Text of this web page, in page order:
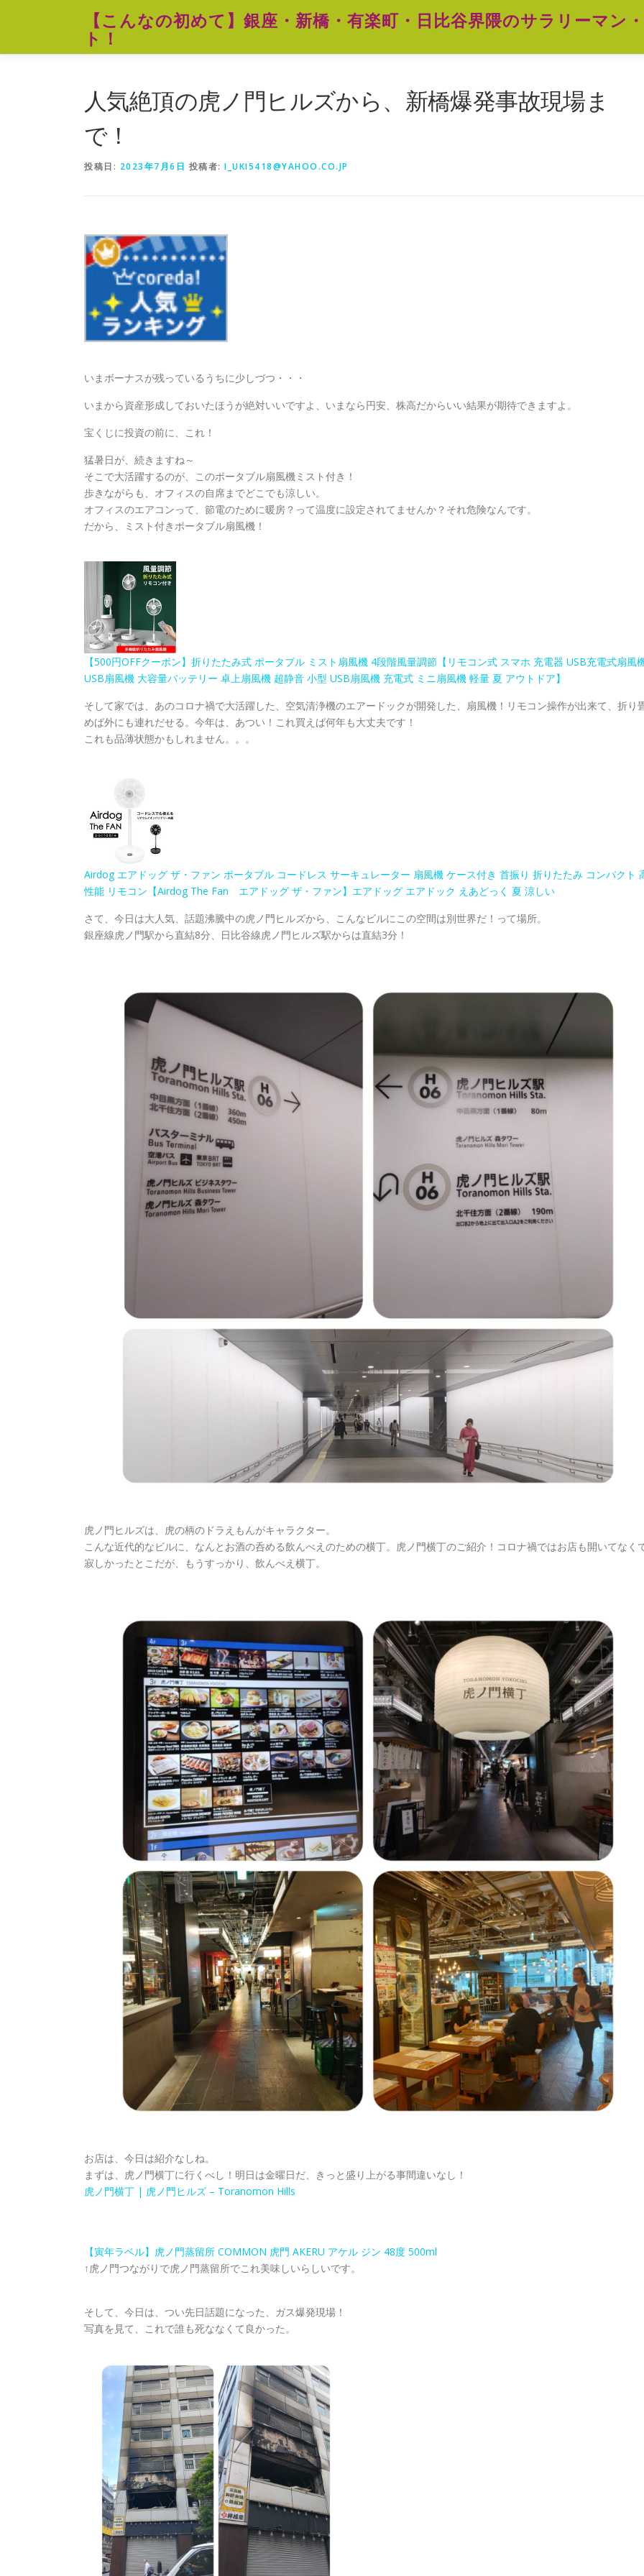
ン
【こんなの初めて】銀座・新橋・有楽町・日比谷界隈のサラリーマン
ト！
人気絶頂の虎ノ門ヒルズから、新橋爆発事故現場ま
で！
投稿日: 2023年7月6日 投稿者: I_UKI5418@YAHOO.CO.JP
いまボーナスが残っているうちに少しづつ・・・
いまから資産形成しておいたほうが絶対いいですよ、いまなら円安、株高だからいい結果が期待できますよ。
宝くじに投資の前に、これ！
猛暑日が、続きますね～
そこで大活躍するのが、このポータブル扇風機ミスト付き！
歩きながらも、オフィスの自席までどこでも涼しい。
オフィスのエアコンって、節電のために暖房？って温度に設定されてませんか？それ危険なんです。
だから、ミスト付きポータブル扇風機！
【500円OFFクーポン】折りたたみ式 ポータブル ミスト扇風機 4段階風量調節【リモコン式 スマホ 充電器 USB充電式扇風
USB扇風機 大容量バッテリー 卓上扇風機 超静音 小型 USB扇風機 充電式 ミニ扇風機 軽量 夏 アウトドア】
そして家では、あのコロナ禍で大活躍した、空気清浄機のエアードックが開発した、扇風機！リモコン操作が出来て、折り
めば外にも連れだせる。今年は、あつい！これ買えば何年も大丈夫です！
これも品薄状態かもしれません。。。
Airdog エアドッグ ザ・ファン ポータブル コードレス サーキュレーター 扇風機 ケース付き 首振り 折りたたみ コンパクト
性能 リモコン【Airdog The Fan エアドッグ ザ・ファン】エアドッグ エアドック えあどっく 夏 涼しい
さて、今日は大人気、話題沸騰中の虎ノ門ヒルズから、こんなビルにこの空間は別世界だ！って場所。
銀座線虎ノ門駅から直結8分、日比谷線虎ノ門ヒルズ駅からは直結3分！
虎ノ門ヒルズは、虎の柄のドラえもんがキャラクター。
こんな近代的なビルに、なんとお酒の呑める飲んべえのための横丁。虎ノ門横丁のご紹介！コロナ禍ではお店も開いてなく
寂しかったとこだが、もうすっかり、飲んべえ横丁。
お店は、今日は紹介なしね。
まずは、虎ノ門横丁に行くべし！明日は金曜日だ、きっと盛り上がる事間違いなし！
虎ノ門横丁 | 虎ノ門ヒルズ – Toranomon Hills
【寅年ラベル】虎ノ門蒸留所 COMMON 虎門 AKERU アケル ジン 48度 500ml
↑虎ノ門つながりで虎ノ門蒸留所でこれ美味しいらしいです。
そして、今日は、つい先日話題になった、ガス爆発現場！
写真を見て、これで誰も死ななくて良かった。